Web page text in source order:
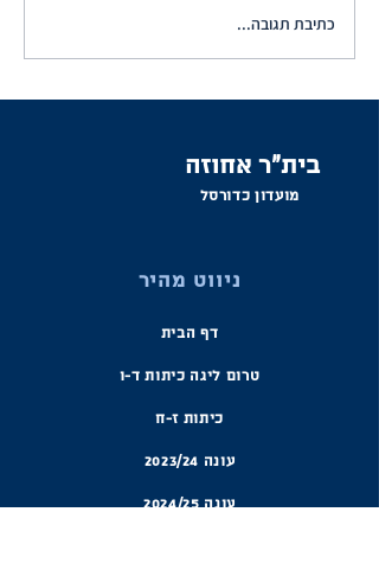
תוצאות השבוע ולו"ז
כתיבת תגובה...
בית"ר אחוזה
מועדון כדורסל
ניווט מהיר
דף הבית
טרום ליגה כיתות ד-ו
כיתות ז-ח
עונה 2023/24
עונה 2024/25